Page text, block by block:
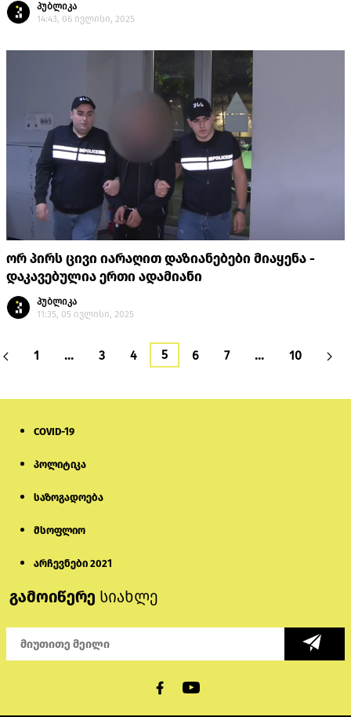
პუბლიკა
14:43, 06 ივლისი, 2025
ორ პირს ცივი იარაღით დაზიანებები მიაყენა -
დაკავებულია ერთი ადამიანი
პუბლიკა
11:35, 05 ივლისი, 2025
1 … 3 4 5 6 7 … 10
COVID-19
პოლიტიკა
საზოგადოება
მსოფლიო
არჩევნები 2021
გამოიწერე სიახლე